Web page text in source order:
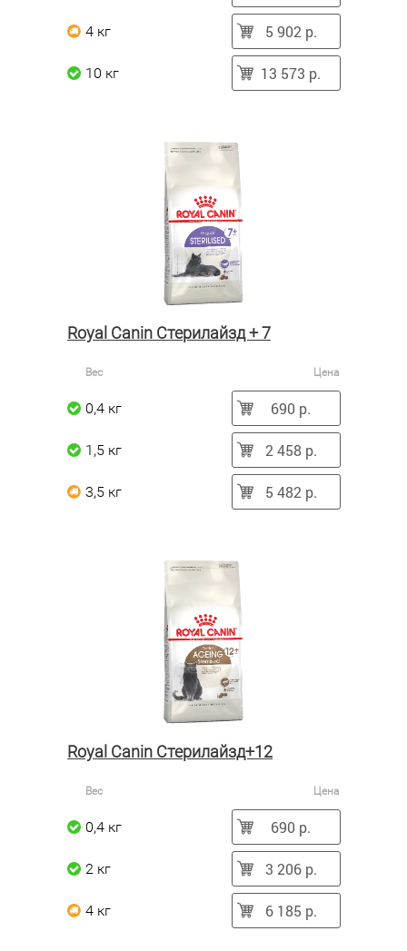
4 кг 5 902 р.
10 кг 13 573 р.
Royal Canin Стерилайзд + 7
Вес Цена
0,4 кг 690 р.
1,5 кг 2 458 р.
3,5 кг 5 482 р.
Royal Canin Стерилайзд+12
Вес Цена
0,4 кг 690 р.
2 кг 3 206 р.
4 кг 6 185 р.